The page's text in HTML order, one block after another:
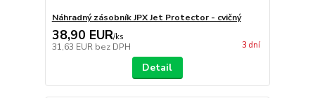
Náhradný zásobník JPX Jet Protector - cvičný
38,90 EUR/ks
31,63 EUR bez DPH 3 dní
Detail